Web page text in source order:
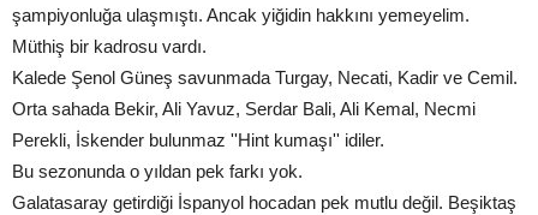
şampiyonluğa ulaşmıştı. Ancak yiğidin hakkını yemeyelim.
Müthiş bir kadrosu vardı.
Kalede Şenol Güneş savunmada Turgay, Necati, Kadir ve Cemil.
Orta sahada Bekir, Ali Yavuz, Serdar Bali, Ali Kemal, Necmi
Perekli, İskender bulunmaz ''Hint kumaşı'' idiler.
Bu sezonunda o yıldan pek farkı yok.
Galatasaray getirdiği İspanyol hocadan pek mutlu değil. Beşiktaş